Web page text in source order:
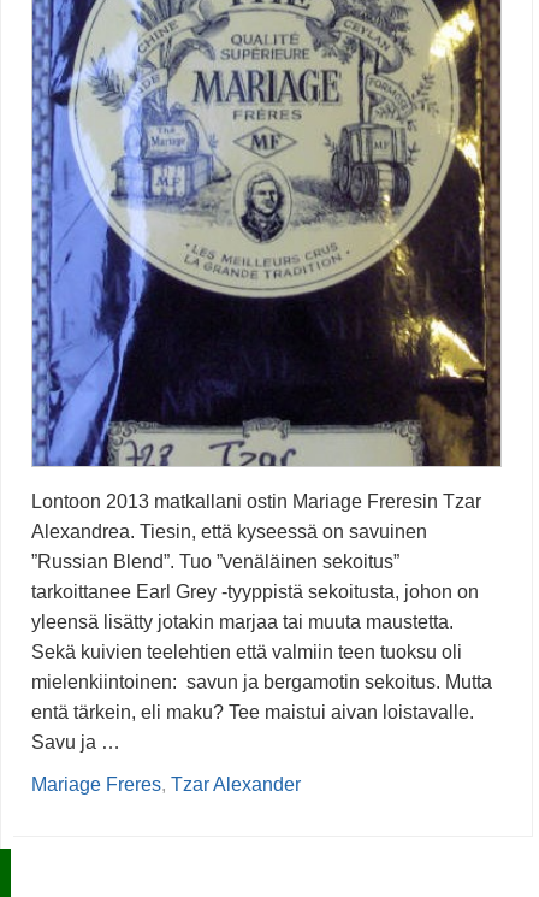
Lontoon 2013 matkallani ostin Mariage Freresin Tzar
Alexandrea. Tiesin, että kyseessä on savuinen
”Russian Blend”. Tuo ”venäläinen sekoitus”
tarkoittanee Earl Grey -tyyppistä sekoitusta, johon on
yleensä lisätty jotakin marjaa tai muuta maustetta.
Sekä kuivien teelehtien että valmiin teen tuoksu oli
mielenkiintoinen: savun ja bergamotin sekoitus. Mutta
entä tärkein, eli maku? Tee maistui aivan loistavalle.
Savu ja …
Mariage Freres, Tzar Alexander